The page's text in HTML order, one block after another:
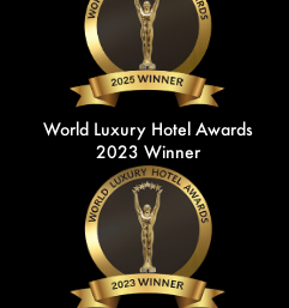
World Luxury Hotel Awards
2023 Winner